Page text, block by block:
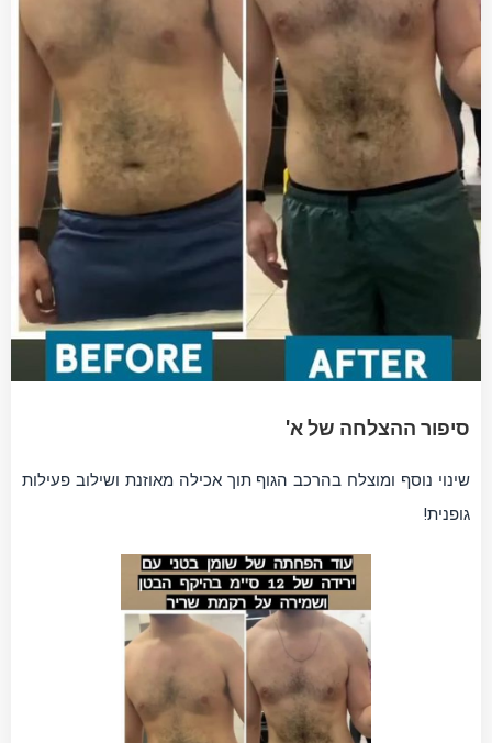
סיפור ההצלחה של א'
שינוי נוסף ומוצלח בהרכב הגוף תוך אכילה מאוזנת ושילוב פעילות
גופנית!